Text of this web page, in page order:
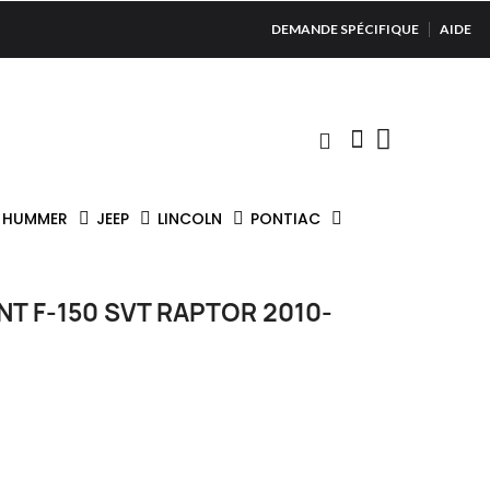
DEMANDE SPÉCIFIQUE AIDE
HUMMER JEEP LINCOLN PONTIAC
F-150 SVT RAPTOR 2010-